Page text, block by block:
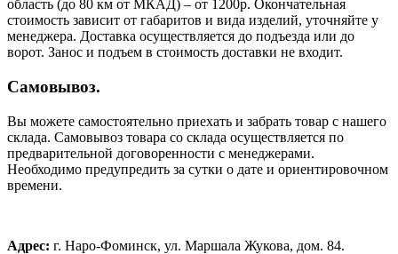
область (до 80 км от МКАД) – от 1200р. Окончательная
стоимость зависит от габаритов и вида изделий, уточняйте у
менеджера. Доставка осуществляется до подъезда или до
ворот. Занос и подъем в стоимость доставки не входит.
Самовывоз.
Вы можете самостоятельно приехать и забрать товар с нашего
склада. Самовывоз товара со склада осуществляется по
предварительной договоренности с менеджерами.
Необходимо предупредить за сутки о дате и ориентировочном
времени.
Адрес: г. Наро-Фоминск, ул. Маршала Жукова, дом. 84.